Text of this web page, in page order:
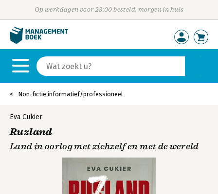
Op werkdagen voor 23:00 besteld, morgen in huis
Non-fictie informatief/professioneel
Eva Cukier
Ruzland
Land in oorlog met zichzelf en met de wereld